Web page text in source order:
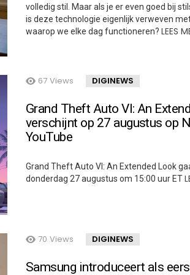
volledig stil. Maar als je er even goed bij
is deze technologie eigenlijk verweven
waarop we elke dag functioneren? LEES
67 Views DIGINEWS
Grand Theft Auto VI: An
verschijnt op 27 augustus op
YouTube
Grand Theft Auto VI: An Extended Look
donderdag 27 augustus om 15:00 uur ET
70 Views DIGINEWS
Samsung introduceert als